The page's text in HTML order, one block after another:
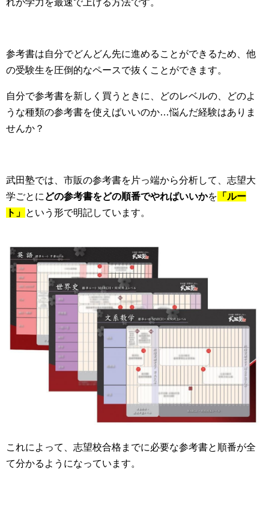
参考書は自分でどんどん先に進めることができるため、他
の受験生を圧倒的なペースで抜くことができます。
自分で参考書を新しく買うときに、どのレベルの、どのよ
うな種類の参考書を使えばいいのか…悩んだ経験はありま
せんか？
武田塾では、市販の参考書を片っ端から分析して、志望大
学ごとに どの参考書をどの順番でやればいいかを 「ルー
ト」 という形で明記しています。
これによって、志望校合格までに必要な参考書と順番が全
て分かるようになっています。